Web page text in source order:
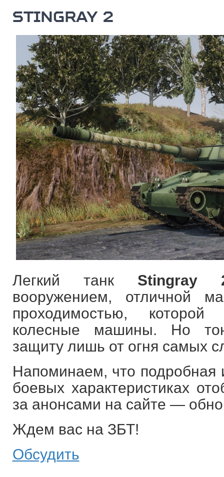
STINGRAY 2
Легкий танк Stingray
вооружением, отличной
проходимостью,
колесные машины. Но
защиту лишь от огня самых
Напоминаем, что
боевых характеристиках
за анонсами на сайте —
Ждем вас на ЗБТ!
Обсудить